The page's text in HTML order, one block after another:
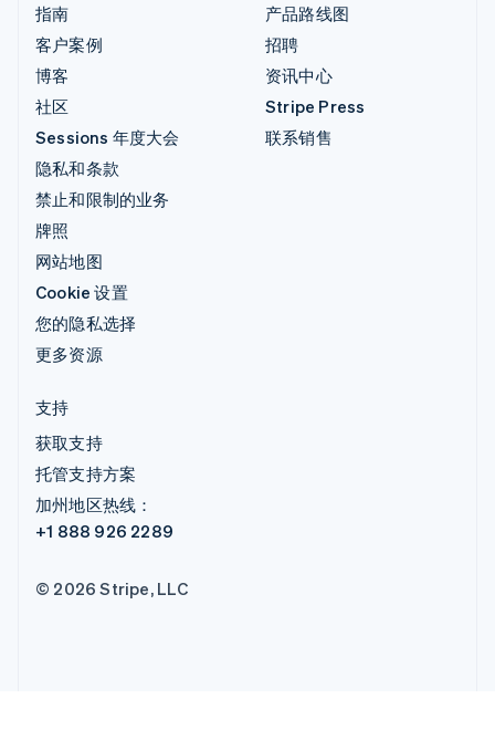
指南
客户案例
博客
社区
Sessions 年度大会
隐私和条款
禁止和限制的业务
牌照
网站地图
Cookie 设置
您的隐私选择
更多资源
产品路线图
招聘
资讯中心
Stripe Press
联系销售
支持
获取支持
托管支持方案
加州地区热线：
+1 888 926 2289
© 2026 Stripe, LLC